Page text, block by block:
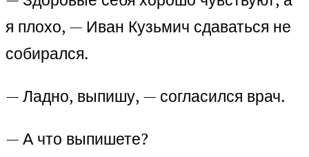
я плохо, — Иван Кузьмич сдаваться не
собирался.
— Ладно, выпишу, — согласился врач.
— А что выпишете?